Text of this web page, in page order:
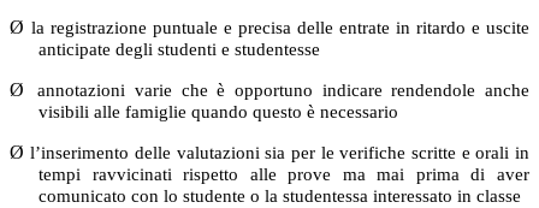
Ø la registrazione puntuale e precisa delle entrate in ritardo e uscite
anticipate degli studenti e studentesse
Ø
annotazioni varie che è opportuno indicare rendendole anche
visibili alle famiglie quando questo è necessario
Ø l’inserimento delle valutazioni sia per le verifiche scritte e orali in
tempi ravvicinati rispetto alle prove ma mai prima di aver
comunicato con lo studente o la studentessa interessato in classe